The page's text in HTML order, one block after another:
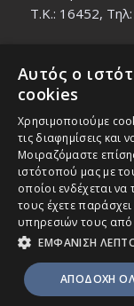
T.K.: 16452, Τηλ:
Βόρεια
Νέο Ηράκλειο -
Ζαλοκώστα 18
14121, Τηλ:210
© Copyright - IEK
Αυτός ο
cookies
Χρησιμοποιούμε
τις διαφημίσεις και
Μοιραζόμαστε
ιστότοπού μας με
οποίοι ενδέχεται
τους έχετε
υπηρεσιών τους από
ΕΜΦΑΝΙΣΗ
ΑΠΟΔΟΧΗ